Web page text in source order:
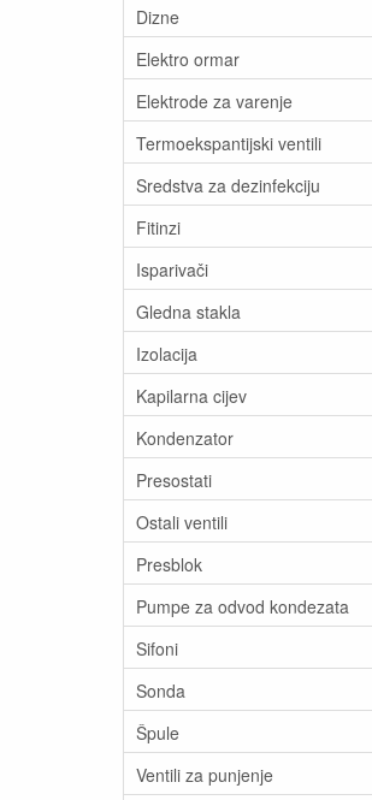
Dizne
Elektro ormar
Elektrode za varenje
Termoekspantijski ventili
Sredstva za dezinfekciju
Fitinzi
Isparivači
Gledna stakla
Izolacija
Kapilarna cijev
Kondenzator
Presostati
Ostali ventili
Presblok
Pumpe za odvod kondezata
Sifoni
Sonda
Špule
Ventili za punjenje